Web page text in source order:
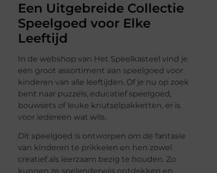
Een Uitgebreide Collectie
Speelgoed voor Elke
Leeftijd
In de webshop van Het Speelkasteel vind je
een groot assortiment aan speelgoed voor
kinderen van alle leeftijden. Of je nu op zoek
bent naar puzzels, educatief speelgoed,
bouwsets of leuke knutselpakketten, er is
voor iedereen wat wils.
Dit speelgoed is ontworpen om de fantasie
van kinderen te prikkelen en hen zowel
creatief als leerzaam bezig te houden. Zo
kunnen ze spelenderwijs ontdekken en